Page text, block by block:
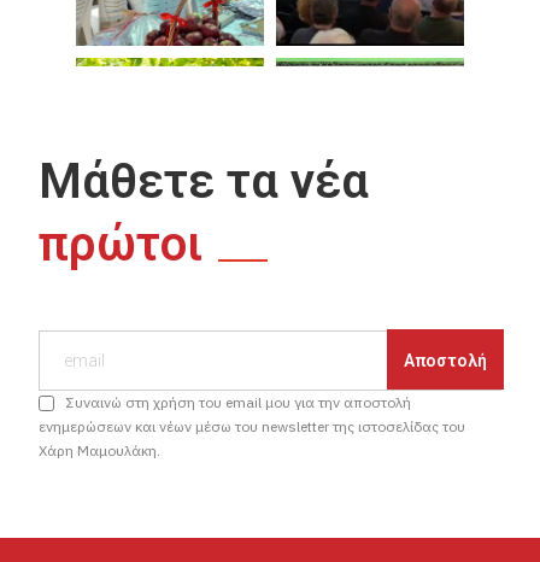
Μάθετε τα νέα
πρώτοι
Συναινώ στη χρήση του email μου για την αποστολή
ενημερώσεων και νέων μέσω του newsletter της ιστοσελίδας του
Χάρη Μαμουλάκη.